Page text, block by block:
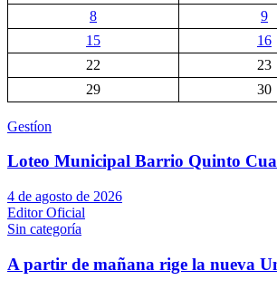
8
9
15
16
22
23
29
30
Gestíon
Loteo Municipal Barrio Quinto
4 de agosto de 2026
Editor Oficial
Sin categoría
A partir de mañana rige la nueva